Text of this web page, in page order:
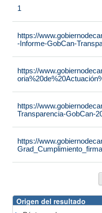
1
https://
-Informe-GobCan-
https://
https://
Transparencia-GobCan-
https://
Origen del resultado